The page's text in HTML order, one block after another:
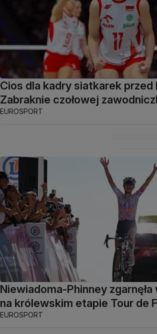
Cios dla kadry siatkarek przed
Zabraknie czołowej
EUROSPORT
Niewiadoma-Phinney
na królewskim etapie Tour de
EUROSPORT